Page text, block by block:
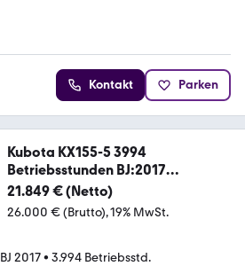
Kontakt Parken
Kubota KX155-5 3994
Betriebsstunden BJ:2017
29,4KW/40PS
21.849 € (Netto)
26.000 € (Brutto) 19% MwSt.
BJ 2017• 3.994 Betriebsstd.